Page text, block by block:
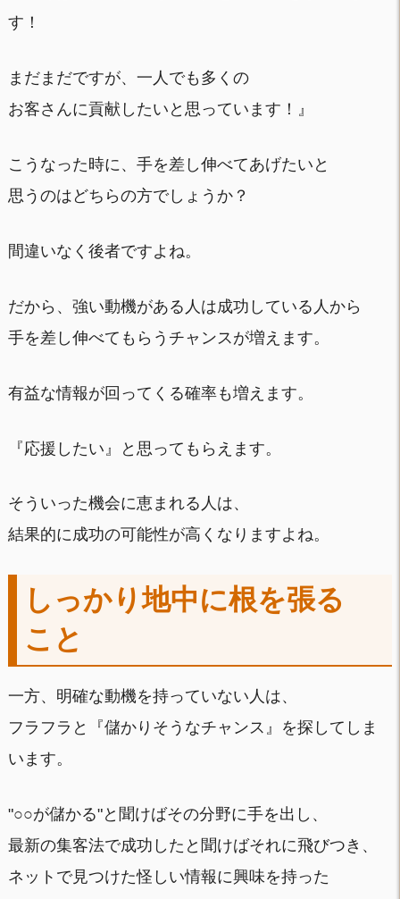
す！
まだまだですが、一人でも多くの
お客さんに貢献したいと思っています！』
こうなった時に、手を差し伸べてあげたいと
思うのはどちらの方でしょうか？
間違いなく後者ですよね。
だから、強い動機がある人は成功している人から
手を差し伸べてもらうチャンスが増えます。
有益な情報が回ってくる確率も増えます。
『応援したい』と思ってもらえます。
そういった機会に恵まれる人は、
結果的に成功の可能性が高くなりますよね。
しっかり地中に根を張る
こと
一方、明確な動機を持っていない人は、
フラフラと『儲かりそうなチャンス』を探してしま
います。
"○○が儲かる"と聞けばその分野に手を出し、
最新の集客法で成功したと聞けばそれに飛びつき、
ネットで見つけた怪しい情報に興味を持った